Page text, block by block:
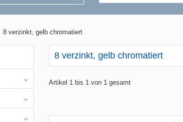
8 verzinkt, gelb chromatiert
8 verzinkt, gelb chromatiert
Artikel 1 bis 1 von 1 gesamt